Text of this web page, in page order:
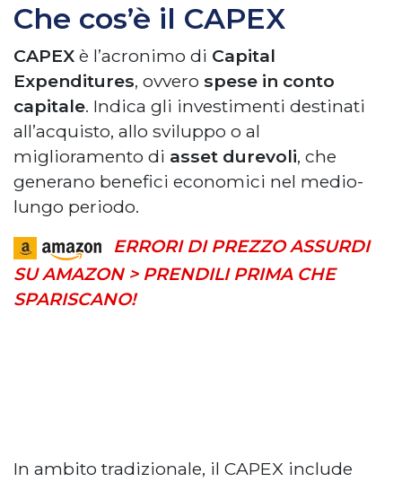
Che cos’è il CAPEX
CAPEX è l’acronimo di Capital
Expenditures, ovvero spese in conto
capitale. Indica gli investimenti destinati
all’acquisto, allo sviluppo o al
miglioramento di asset durevoli, che
generano benefici economici nel medio-
lungo periodo.
ERRORI DI PREZZO ASSURDI
SU AMAZON > PRENDILI PRIMA CHE
SPARISCANO!
In ambito tradizionale, il CAPEX include